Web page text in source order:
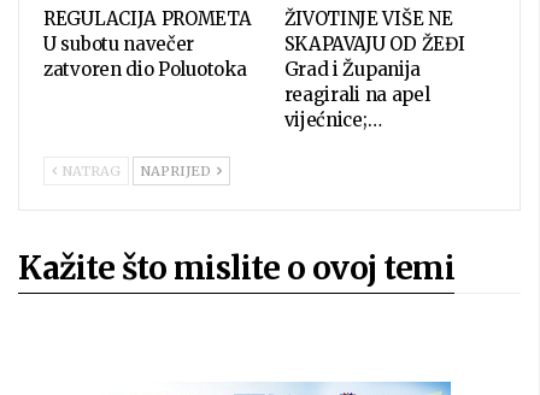
REGULACIJA PROMETA
U subotu navečer
zatvoren dio Poluotoka
ŽIVOTINJE VIŠE NE
SKAPAVAJU OD ŽEĐI
Grad i Županija
reagirali na apel
vijećnice;…
NATRAG NAPRIJED
Kažite što mislite o ovoj temi